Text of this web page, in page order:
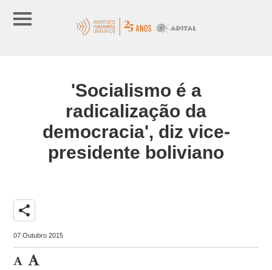
'Socialismo é a
radicalização da
democracia', diz vice-
presidente boliviano
share
07 Outubro 2015